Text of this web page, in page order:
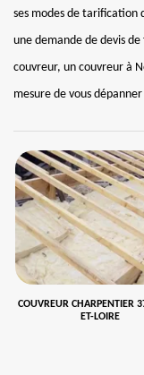
ses modes de tarification
une demande de devis
couvreur, un couvreur à
mesure de vous
COUVREUR CHARPENTIER
ET-LOIRE